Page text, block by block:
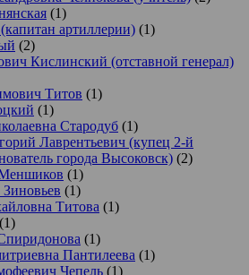
(1)
артиллерии) (1)
(2)
Кислинский (отставной генерал)
Титов (1)
(1)
Стародуб (1)
Лаврентьевич (купец 2-й
города Высоковск) (2)
(1)
(1)
Титова (1)
(1)
(1)
Пантилеева (1)
Чепель (1)